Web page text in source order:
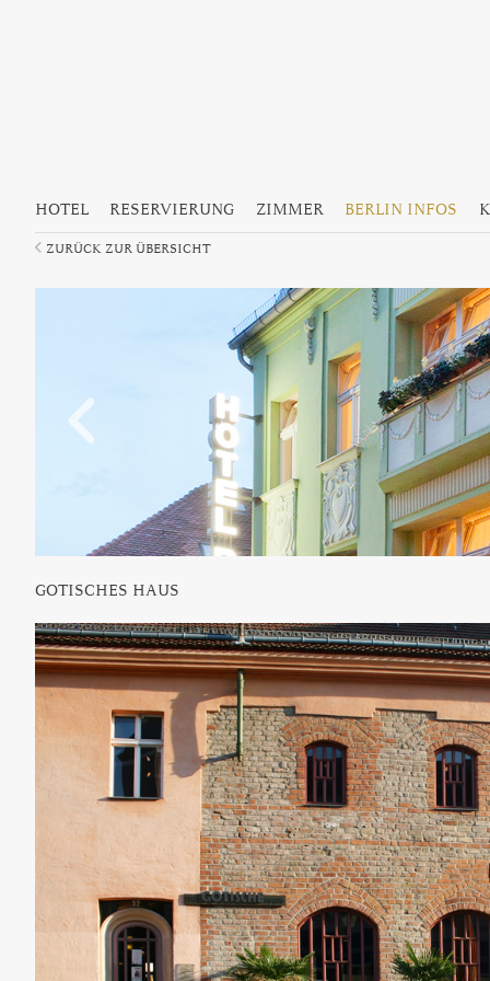
Zum Inhalt wechseln
Zum sekundären Inhalt wechseln
HOTEL RESERVIERUNG ZIMMER BERLIN INFOS
ZURÜCK ZUR ÜBERSICHT
GOTISCHES HAUS